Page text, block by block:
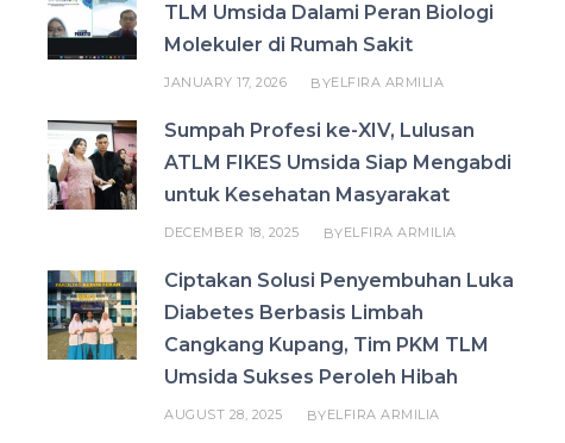
TLM Umsida Dalami Peran Biologi
Molekuler di Rumah Sakit
JANUARY 17, 2026 BYELFIRA ARMILIA
Sumpah Profesi ke-XIV, Lulusan
ATLM FIKES Umsida Siap Mengabdi
untuk Kesehatan Masyarakat
DECEMBER 18, 2025 BYELFIRA ARMILIA
Ciptakan Solusi Penyembuhan Luka
Diabetes Berbasis Limbah
Cangkang Kupang, Tim PKM TLM
Umsida Sukses Peroleh Hibah
AUGUST 28, 2025 BYELFIRA ARMILIA